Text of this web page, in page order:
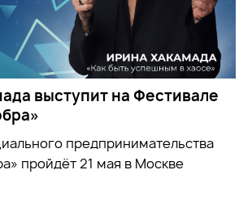
выступит на Фестивале
предпринимательства
пройдёт 21 мая в Москве